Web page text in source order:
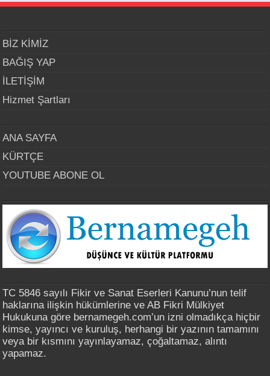
BİZ KİMİZ
BAĞIŞ YAP
İLETİŞİM
Hizmet Şartları
ANA SAYFA
KÜRTÇE
YOUTUBE ABONE OL
TC 5846 sayılı Fikir ve Sanat Eserleri Kanunu’nun telif
haklarına ilişkin hükümlerine ve AB Fikri Mülkiyet
Hukukuna göre bernamegeh.com’un izni olmadıkça hiçbir
kimse, yayıncı ve kuruluş, herhangi bir yazının tamamını
veya bir kısmını yayınlayamaz, çoğaltamaz, alıntı
yapamaz.